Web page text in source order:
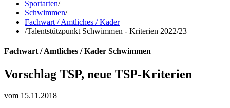
Sportarten/
Schwimmen/
Fachwart / Amtliches / Kader
/Talentstützpunkt Schwimmen - Kriterien 2022/23
Fachwart / Amtliches / Kader Schwimmen
Vorschlag TSP, neue TSP-Kriterien
vom 15.11.2018